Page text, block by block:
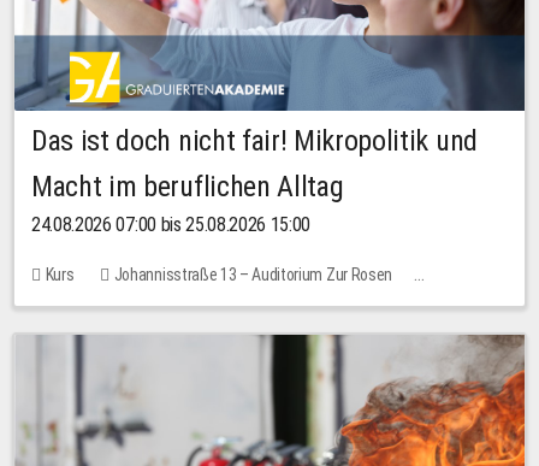
Das ist doch nicht fair! Mikropolitik und
Macht im beruflichen Alltag
24.08.2026 07:00 bis 25.08.2026 15:00
Kurs
Johannisstraße 13 – Auditorium Zur Rosen
Keine freien Plätze
30,00 EUR